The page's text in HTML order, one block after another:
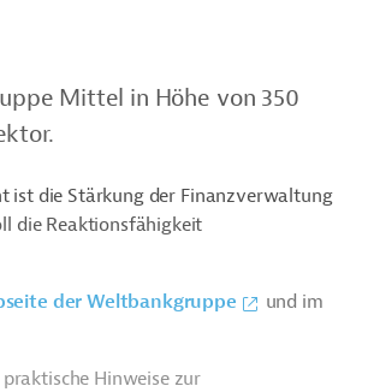
Mittel in Höhe von 350
ist die Stärkung der Finanzverwaltung
die Reaktionsfähigkeit
der Weltbankgruppe
und im
Hinweise zur